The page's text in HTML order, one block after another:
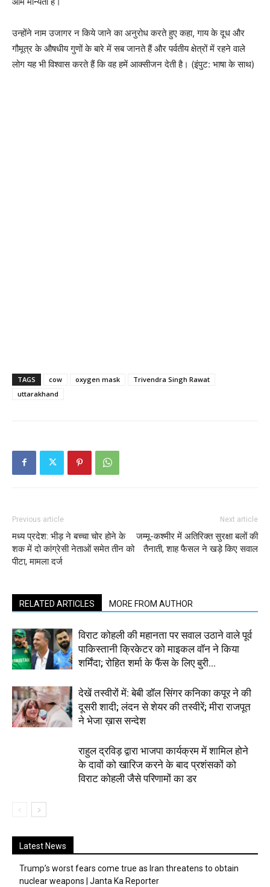
उन्होंने नाम उजागर न किये जाने का अनुरोध करते हुए कहा, गाय के दूध और
गौमूत्र के औषधीय गुणों के बारे में सब जानते हैं और पर्वतीय क्षेत्रों में रहने वाले
लोग यह भी विश्वास करते हैं कि वह हमें आक्सीजन देती है। (इंपुट: भाषा के साथ)
TAGS cow oxygen mask
Trivendra Singh Rawat
uttarakhand
Previous article
मध्य प्रदेश: भीड़ ने बच्चा चोर होने के
शक में दो कांग्रेसी नेताओं समेत तीन को
पीटा, मामला दर्ज
Next article
जम्मू-कश्मीर में अतिरिक्त सुरक्षा बलों की
तैनाती, शाह फैसल ने खड़े किए सवाल
RELATED ARTICLES MORE FROM AUTHOR
विराट कोहली की महानता पर सवाल उठाने वाले पूर्व
पाकिस्तानी क्रिकेटर को माइकल वॉन ने किया
शर्मिंदा; रोहित शर्मा के फैंस के लिए बुरी...
देखें तस्वीरों में: बेबी डॉल सिंगर कनिका कपूर ने की
दूसरी शादी; लंदन से शेयर की तस्वीरें; मीरा राजपूत
ने भेजा ख़ास सन्देश
राहुल द्रविड़ द्वारा भाजपा कार्यक्रम में शामिल होने
के दावों को खारिज करने के बाद प्रशंसकों को
विराट कोहली जैसे परिणामों का डर
Latest News
Trump’s worst fears come true as Iran threatens to obtain
nuclear weapons | Janta Ka Reporter